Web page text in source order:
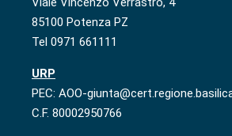
85100 Potenza PZ
Tel 0971 661111
URP
PEC: AOO-
C.F. 80002950766